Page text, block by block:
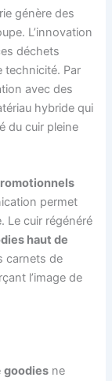
génère des
L’innovation
déchets
technicité. Par
avec des
hybride qui
du cuir pleine
permet
Le cuir régénéré
haut de
carnets de
l’image de
goodies ne